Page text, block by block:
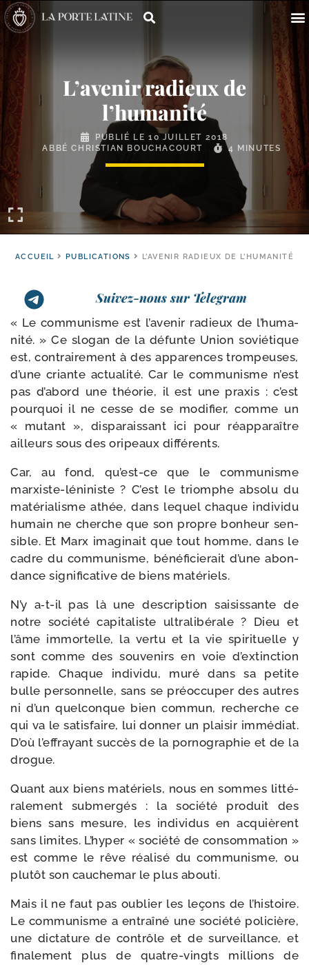
L’avenir radieux de
l’humanité
PUBLIÉ LE 10 JUILLET 2018
ABBÉ CHRISTIAN BOUCHACOURT
4 MINUTES
ACCUEIL PUBLICATIONS L’AVENIR RADIEUX DE L’HUMANITÉ
Suivez-nous sur Telegram
« Le com­mu­nisme est l’a­ve­nir radieux de l’hu­ma­
ni­té. » Ce slo­gan de la défunte Union sovié­tique
est, contrai­re­ment à des appa­rences trom­peuses,
d’une criante actua­li­té. Car le com­mu­nisme n’est
pas d’a­bord une théo­rie, il est une praxis : c’est
pour­quoi il ne cesse de se modi­fier, comme un
« mutant », dis­pa­rais­sant ici pour réap­pa­raître
ailleurs sous des ori­peaux différents.
Car, au fond, qu’est-​ce que le com­mu­nisme
marxiste-​léniniste ? C’est le triomphe abso­lu du
maté­ria­lisme athée, dans lequel chaque indi­vi­du
humain ne cherche que son propre bon­heur sen­
sible. Et Marx ima­gi­nait que tout homme, dans le
cadre du com­mu­nisme, béné­fi­cie­rait d’une abon­
dance signi­fi­ca­tive de biens matériels.
N’y a‑t-​il pas là une des­crip­tion sai­sis­sante de
notre socié­té capi­ta­liste ultra­li­bé­rale ? Dieu et
l’âme immor­telle, la ver­tu et la vie spi­ri­tuelle y
sont comme des sou­ve­nirs en voie d’ex­tinc­tion
rapide. Chaque indi­vi­du, muré dans sa petite
bulle per­son­nelle, sans se pré­oc­cu­per des autres
ni d’un quel­conque bien com­mun, recherche ce
qui va le satis­faire, lui don­ner un plai­sir immé­diat.
D’où l’ef­frayant suc­cès de la por­no­gra­phie et de la
drogue.
Quant aux biens maté­riels, nous en sommes lit­té­
ra­le­ment sub­mer­gés : la socié­té pro­duit des
biens sans mesure, les indi­vi­dus en acquièrent
sans limites. L’hyper « socié­té de consom­ma­tion »
est comme le rêve réa­li­sé du com­mu­nisme, ou
plu­tôt son cau­che­mar le plus abouti.
Mais il ne faut pas oublier les leçons de l’his­toire.
Le com­mu­nisme a entraî­né une socié­té poli­cière,
une dic­ta­ture de contrôle et de sur­veillance, et
fina­le­ment plus de quatre-​vingts mil­lions de